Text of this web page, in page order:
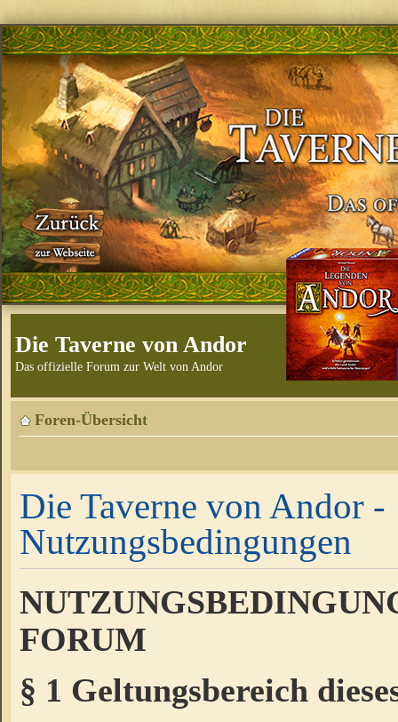
Die Taverne von Andor
Das offizielle Forum zur Welt von Andor
Foren-Übersicht
Die Taverne von Andor -
Nutzungsbedingungen
FORUM
§ 1 Geltungsbereich